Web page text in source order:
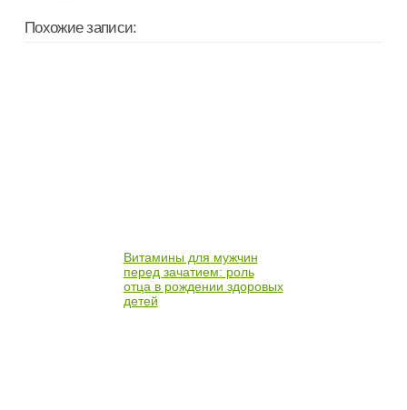
Похожие записи:
Витамины для мужчин
перед зачатием: роль
отца в рождении здоровых
детей